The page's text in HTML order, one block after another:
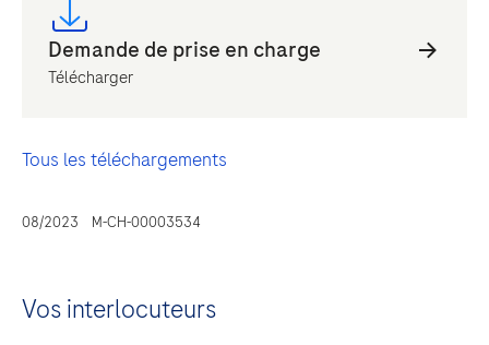
Télécharger
Tous les téléchargements
08/2023 M-CH-00003534
Vos interlocuteurs